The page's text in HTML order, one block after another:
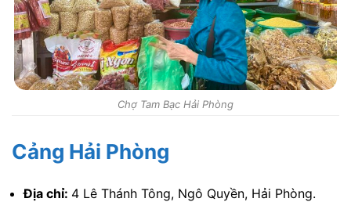
Chợ Tam Bạc Hải Phòng
Cảng Hải Phòng
Địa chỉ: 4 Lê Thánh Tông, Ngô Quyền, Hải Phòng.